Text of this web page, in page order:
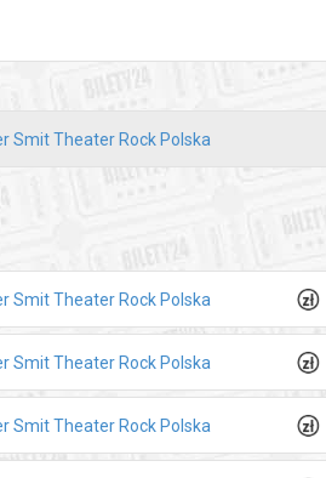
Artur Majewski, Arkadiusz Wójcik
gwarantujemy automatyczny
Smit Theater Rock Polska
Smit Theater Rock Polska
Smit Theater Rock Polska
Smit Theater Rock Polska